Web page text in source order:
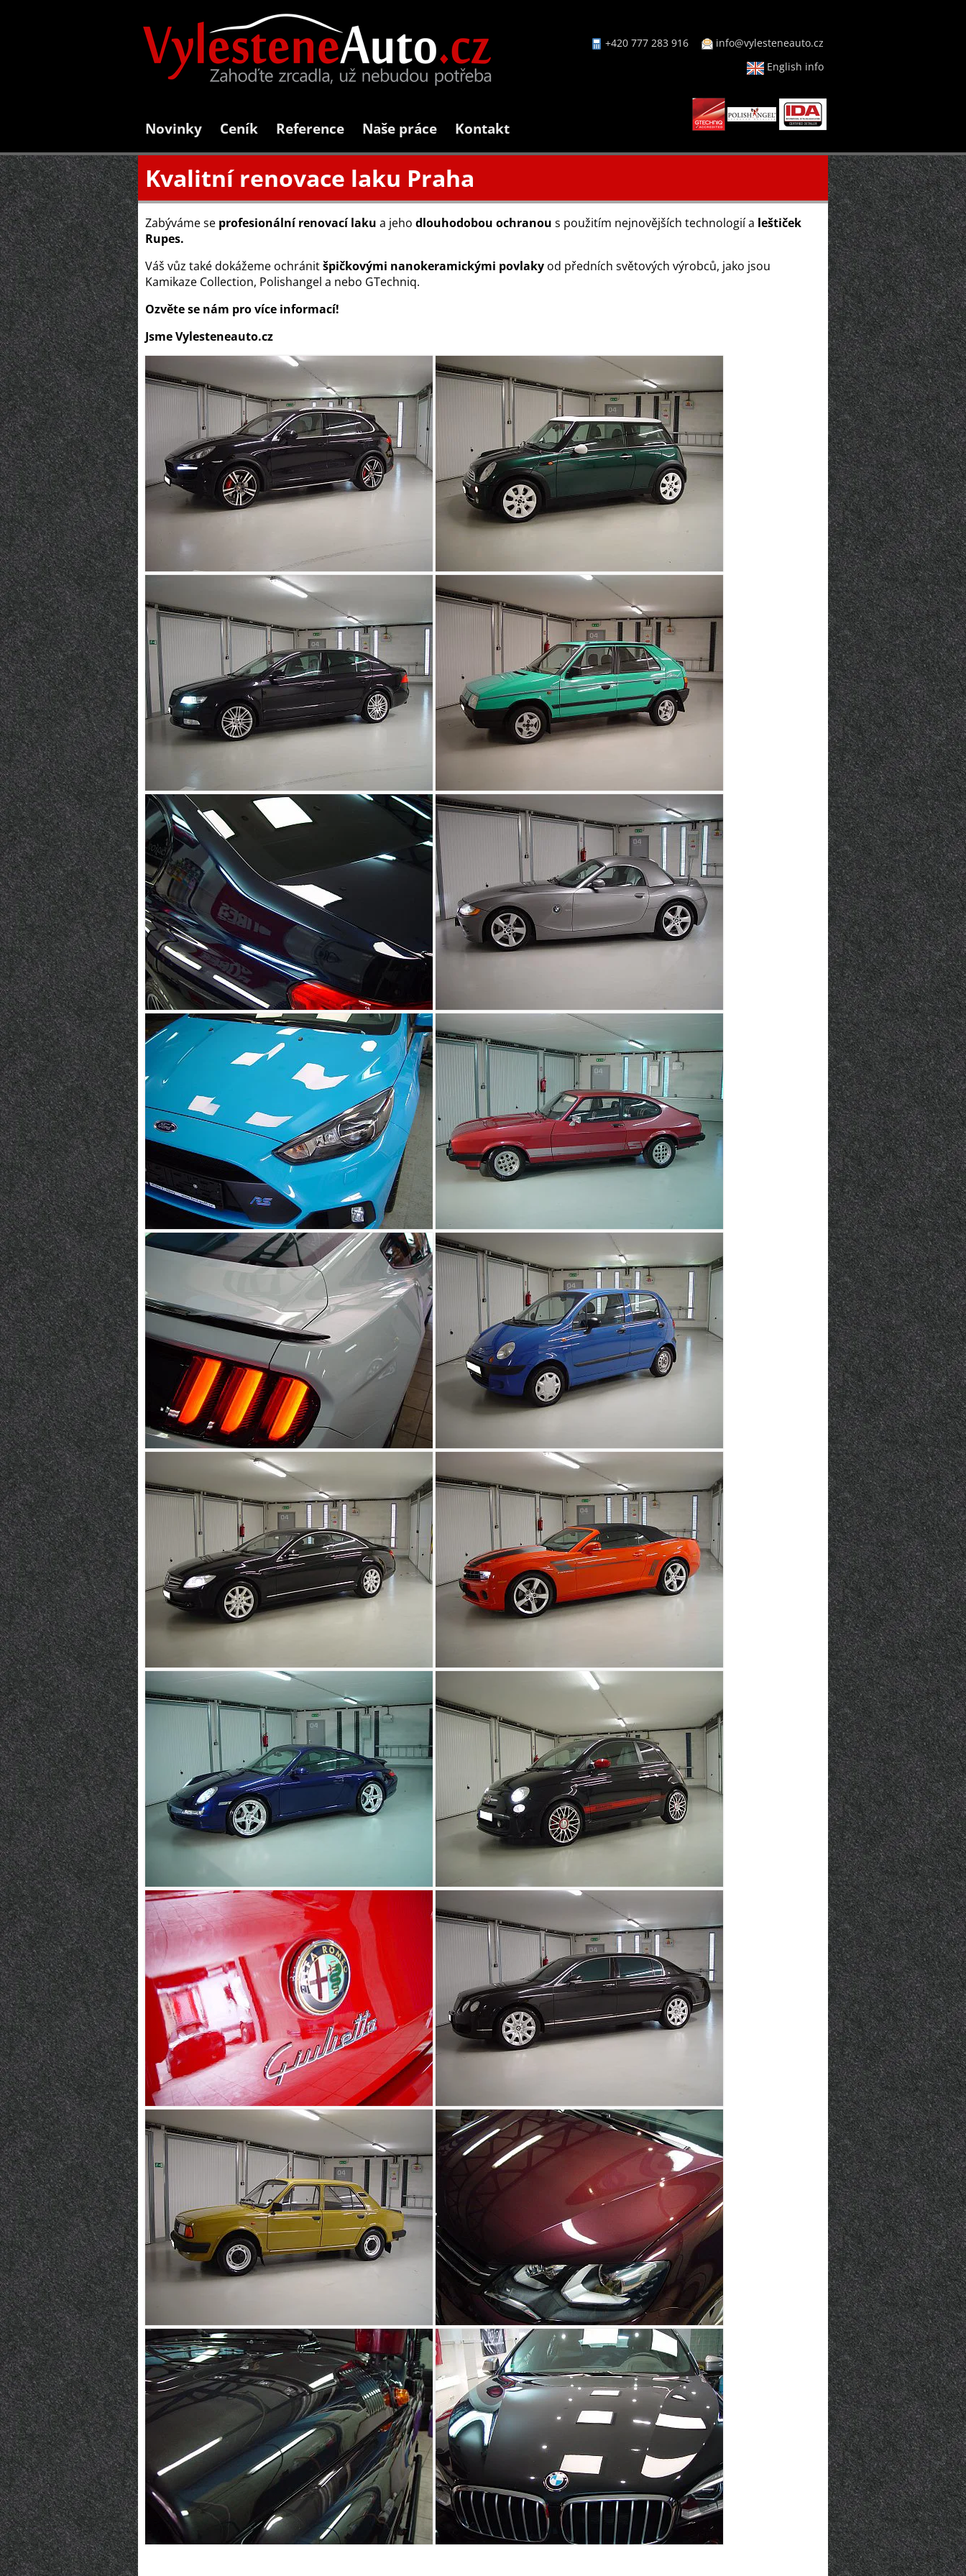
+420 777 283 916
info@vylesteneauto.cz
English info
Novinky Ceník Reference Naše práce Kontakt
Kvalitní renovace laku Praha
Zabýváme se profesionální renovací laku a jeho dlouhodobou ochranou s použitím nejnovějších technologií a leštiček
Rupes.
Váš vůz také dokážeme ochránitšpičkovými nanokeramickými povlaky od předních světových výrobců, jako jsou
Kamikaze Collection, Polishangel a nebo GTechniq.
Ozvěte se nám pro více informací!
Jsme Vylesteneauto.cz